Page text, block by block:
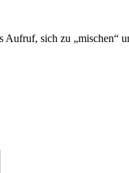
sich zu „mischen“